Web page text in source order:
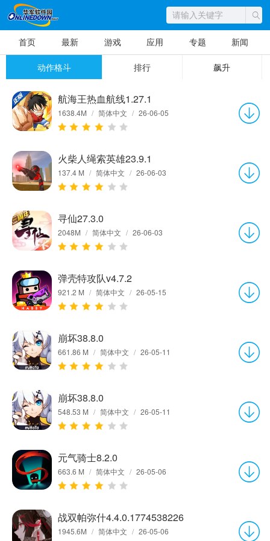
首页 最新 游戏 应用 专题 新闻
动作格斗 排行 飙升
航海王热血航线1.27.1
1638.4M / 简体中文 / 26-06-05
火柴人绳索英雄23.9.1
137.4 M / 简体中文 / 26-06-03
寻仙27.3.0
2048M / 简体中文 / 26-06-03
弹壳特攻队v4.7.2
921.2 M / 简体中文 / 26-05-15
崩坏38.8.0
661.86 M / 简体中文 / 26-05-11
崩坏38.8.0
548.53 M / 简体中文 / 26-05-11
元气骑士8.2.0
663.6 M / 简体中文 / 26-05-06
战双帕弥什4.4.0.1774538226
1945.6M / 简体中文 / 26-05-06